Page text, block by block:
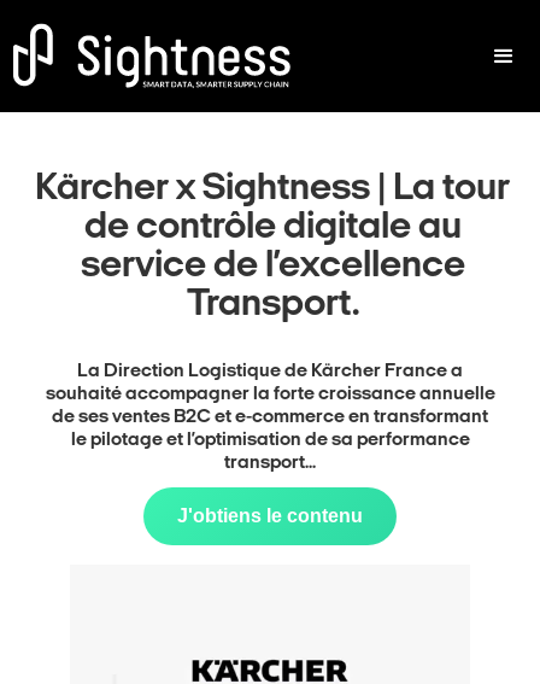
Kärcher x Sightness | La tour
de contrôle digitale au
service de l’excellence
Transport.
La Direction Logistique de Kärcher France a
souhaité accompagner la forte croissance annuelle
de ses ventes B2C et e-commerce en transformant
le pilotage et l’optimisation de sa performance
transport...
J'obtiens le contenu